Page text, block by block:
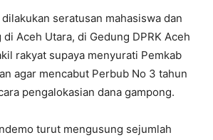
seratusan mahasiswa dan
Aceh Utara, di Gedung DPRK Aceh
rakyat supaya menyurati Pemkab
agar mencabut Perbub No 3 tahun
pengalokasian dana gampong.
turut mengusung sejumlah